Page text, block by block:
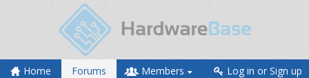
Home Forums Members Log in or Sign up